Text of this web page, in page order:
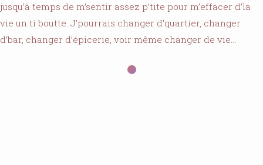
jusqu’à temps de m’sentir assez p’tite pour m’effacer d’la
vie un ti boutte. J’pourrais changer d’quartier, changer
d’bar, changer d’épicerie, voir même changer de vie…